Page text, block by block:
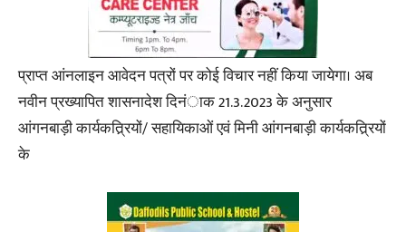
प्राप्त आंनलाइन आवेदन पत्रों पर कोई विचार नहीं किया जायेगा। अब
नवीन प्रख्यापित शासनादेश दिनंाक 21.3.2023 के अनुसार
आंगनबाड़ी कार्यकत्र्रियों/ सहायिकाओं एवं मिनी आंगनबाड़ी कार्यकत्र्रियों
के